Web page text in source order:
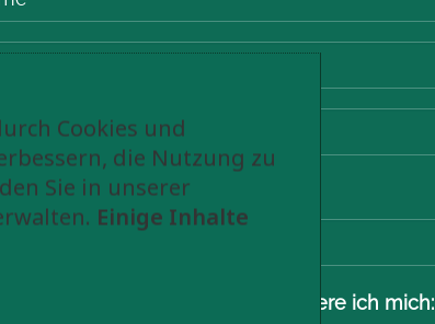
Was ist kleiner? 1 oder 2?
Weiterbildungen interessiere ich mich:
Cookies und
die Nutzung zu
Sie in unserer
Einige Inhalte